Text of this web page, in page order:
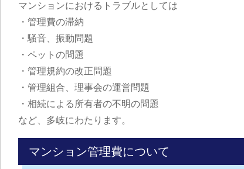
マンションにおけるトラブルとしては
・管理費の滞納
・騒音、振動問題
・ペットの問題
・管理規約の改正問題
・管理組合、理事会の運営問題
・相続による所有者の不明の問題
など、多岐にわたります。
マンション管理費について